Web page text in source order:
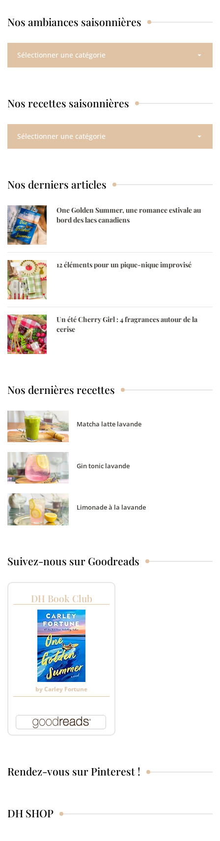
Nos ambiances saisonnières
Nos recettes saisonnières
Nos derniers articles
One Golden Summer, une romance estivale au
bord des lacs canadiens
12 éléments pour un pique-nique improvisé
Un été Cherry Girl : 4 fragrances autour de la
cerise
Nos dernières recettes
Matcha latte lavande
Gin tonic lavande
Limonade à la lavande
Suivez-nous sur Goodreads
DH Book Club
byCarley Fortune
Rendez-vous sur Pinterest !
DH SHOP